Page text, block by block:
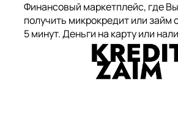
Финансовый маркетплейс, где
получить микрокредит или займ
5 минут. Деньги на карту или